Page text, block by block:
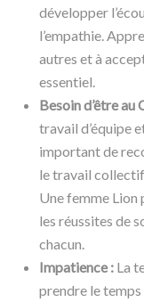
développer
l’empathie.
autres et à
essentiel.
Besoin d’être au
travail d’équipe
important de
le travail
Une femme Lion
les réussites de
chacun.
Impatience : La
prendre le